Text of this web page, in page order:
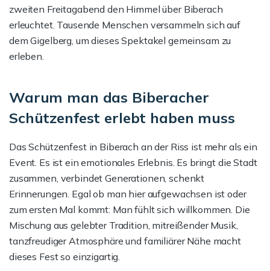
zweiten Freitagabend den Himmel über Biberach
erleuchtet. Tausende Menschen versammeln sich auf
dem Gigelberg, um dieses Spektakel gemeinsam zu
erleben.
Warum man das Biberacher
Schützenfest erlebt haben muss
Das Schützenfest in Biberach an der Riss ist mehr als ein
Event. Es ist ein emotionales Erlebnis. Es bringt die Stadt
zusammen, verbindet Generationen, schenkt
Erinnerungen. Egal ob man hier aufgewachsen ist oder
zum ersten Mal kommt: Man fühlt sich willkommen. Die
Mischung aus gelebter Tradition, mitreißender Musik,
tanzfreudiger Atmosphäre und familiärer Nähe macht
dieses Fest so einzigartig.